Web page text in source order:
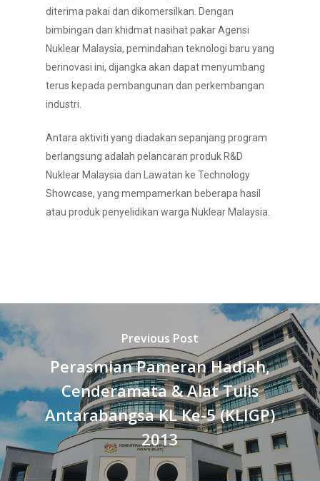
diterima pakai dan dikomersilkan. Dengan
bimbingan dan khidmat nasihat pakar Agensi
Nuklear Malaysia, pemindahan teknologi baru yang
berinovasi ini, dijangka akan dapat menyumbang
terus kepada pembangunan dan perkembangan
industri.
Antara aktiviti yang diadakan sepanjang program
berlangsung adalah pelancaran produk R&D
Nuklear Malaysia dan Lawatan ke Technology
Showcase, yang mempamerkan beberapa hasil
atau produk penyelidikan warga Nuklear Malaysia.
Previous Post
Perasmian Pameran Hadiah,
Cenderamata & Alat Tulis
Antarabangsa KL Ke-5 (KLIGP)
2013